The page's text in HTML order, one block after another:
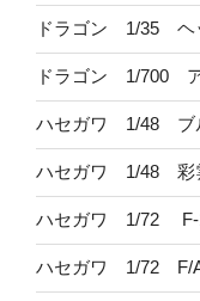
ドラゴン 1/35 ヘ
ドラゴン 1/700
ハセガワ 1/48 ブ
ハセガワ 1/48 彩
ハセガワ 1/72
ハセガワ 1/72 F/